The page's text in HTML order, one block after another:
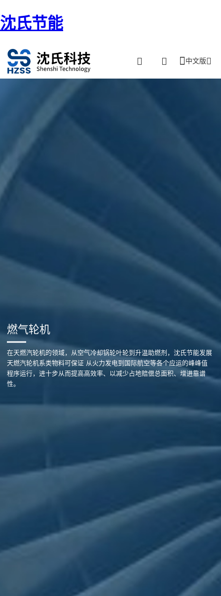
沈氏节能
中文版
燃气轮机
在天燃汽轮机的领域，从空气冷却锅轮叶轮到升温助燃剂，沈氏节能发展
天燃汽轮机系类物料可保证 从火力发电到国际航空等各个应运的峰峰值
程序运行，进十步从而提高高效率、以减少占地赔偿总面积、增进靠谱
性。